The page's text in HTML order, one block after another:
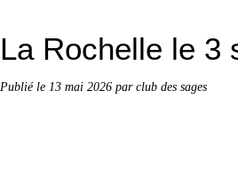
La Rochelle le 3
Publié le 13 mai 2026 par club des sages